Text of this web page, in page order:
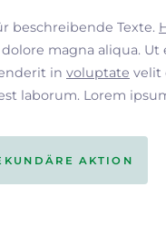
beschreibende Texte.
magna aliqua.
in voluptate velit
laborum. Lorem
AKTION